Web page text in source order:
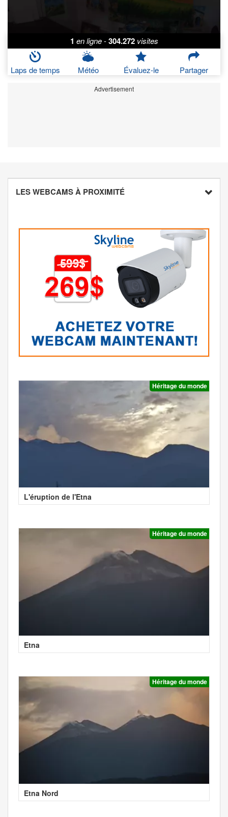
1 en ligne - 304.272 visites
Laps de temps Météo Évaluez-le Partager
Advertisement
LES WEBCAMS À PROXIMITÉ
Héritage du monde
L'éruption de l'Etna
Héritage du monde
Etna
Héritage du monde
Etna Nord